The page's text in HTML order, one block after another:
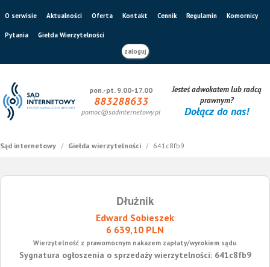
O serwisie Aktualności Oferta Kontakt Cennik Regulamin Komornicy
Pytania
Giełda Wierzytelności
zaloguj
pon.-pt. 9.00-17.00
883288633
pomoc@sadinternetowy.pl
Jesteś adwokatem lub radcą
prawnym?
Dołącz do nas!
Sąd internetowy / Giełda wierzytelności / 641c8fb9
Dłużnik
Edward Sobieszek
6 639,10 PLN
Wierzytelność z prawomocnym nakazem zapłaty/wyrokiem sądu
Sygnatura ogłoszenia o sprzedaży wierzytelności: 641c8fb9